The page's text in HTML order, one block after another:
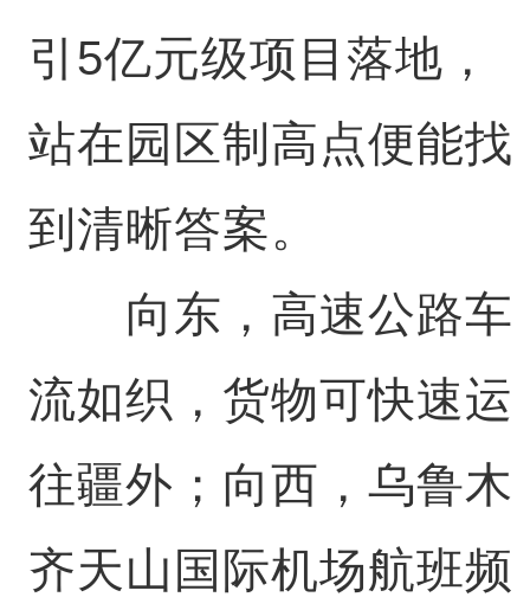
引5亿元级项目落地，
站在园区制高点便能找
到清晰答案。
向东，高速公路车
流如织，货物可快速运
往疆外；向西，乌鲁木
齐天山国际机场航班频